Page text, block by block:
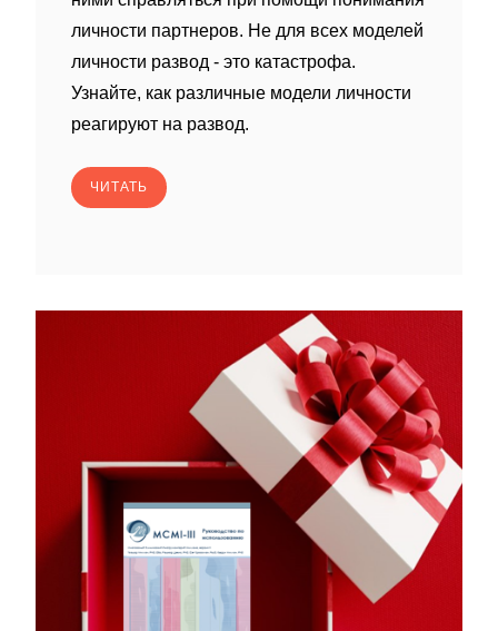
личности партнеров. Не для всех моделей
личности развод - это катастрофа.
Узнайте, как различные модели личности
реагируют на развод.
ЧИТАТЬ